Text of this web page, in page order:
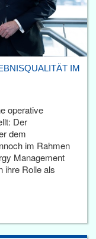
IM
operative
Der
dem
im Rahmen
Management
ihre Rolle als